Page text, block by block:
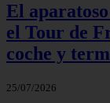
El
el Tour de
coche y
25/07/2026